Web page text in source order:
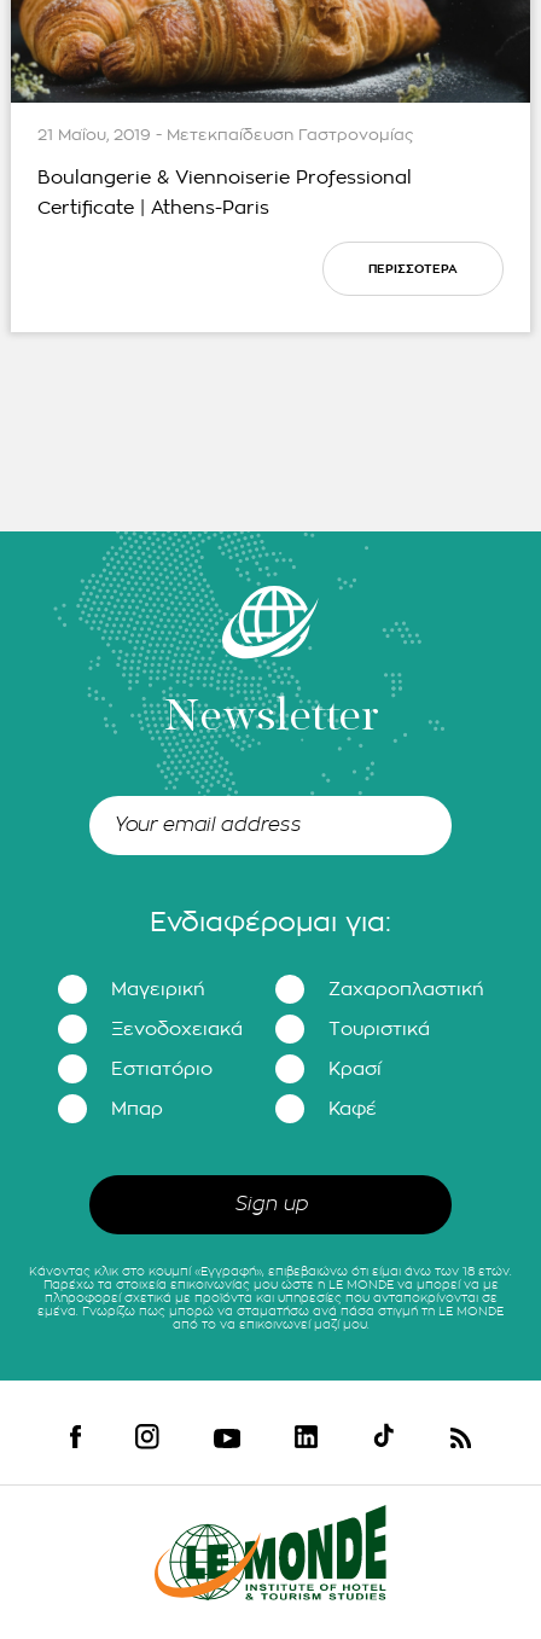
21 Μαΐου, 2019 - Μετεκπαίδευση Γαστρονομίας
Boulangerie & Viennoiserie Professional
Certificate | Athens-Paris
ΠΕΡΙΣΣΟΤΕΡΑ
Newsletter
Ενδιαφέρομαι για:
Μαγειρική Ζαχαροπλαστική
Ξενοδοχειακά Τουριστικά
Εστιατόριο Κρασί
Μπαρ Καφέ
Κάνοντας κλικ στο κουμπί «Εγγραφή», επιβεβαιώνω ότι είμαι άνω των 18 ετών.
Παρέχω τα στοιχεία επικοινωνίας μου ώστε η LE MONDE να μπορεί να με
πληροφορεί σχετικά με προϊόντα και υπηρεσίες που ανταποκρίνονται σε
εμένα. Γνωρίζω πως μπορώ να σταματήσω ανά πάσα στιγμή τη LE MONDE
από το να επικοινωνεί μαζί μου.